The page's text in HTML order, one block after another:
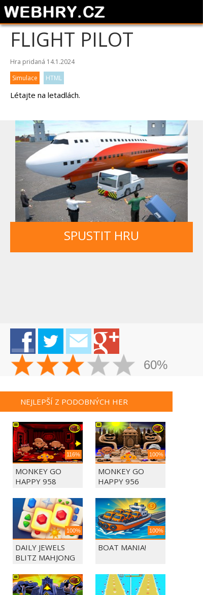
FLIGHT PILOT
Hra pridaná 14.1.2024
Simulace
HTML
Létajte na letadlách.
SPUSTIT HRU
60%
NEJLEPŠÍ Z PODOBNÝCH HER
116%
MONKEY GO
HAPPY 958
100%
MONKEY GO
HAPPY 956
100%
DAILY JEWELS
BLITZ MAHJONG
100%
BOAT MANIA!